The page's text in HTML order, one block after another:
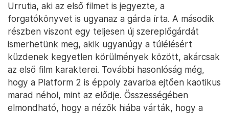
Urrutia, aki az első filmet is jegyezte, a
forgatókönyvet is ugyanaz a gárda írta. A második
részben viszont egy teljesen új szereplőgárdát
ismerhetünk meg, akik ugyanúgy a túlélésért
küzdenek kegyetlen körülmények között, akárcsak
az első film karakterei. További hasonlóság még,
hogy a Platform 2 is éppoly zavarba ejtően kaotikus
marad néhol, mint az elődje. Összességében
elmondható, hogy a nézők hiába várták, hogy a